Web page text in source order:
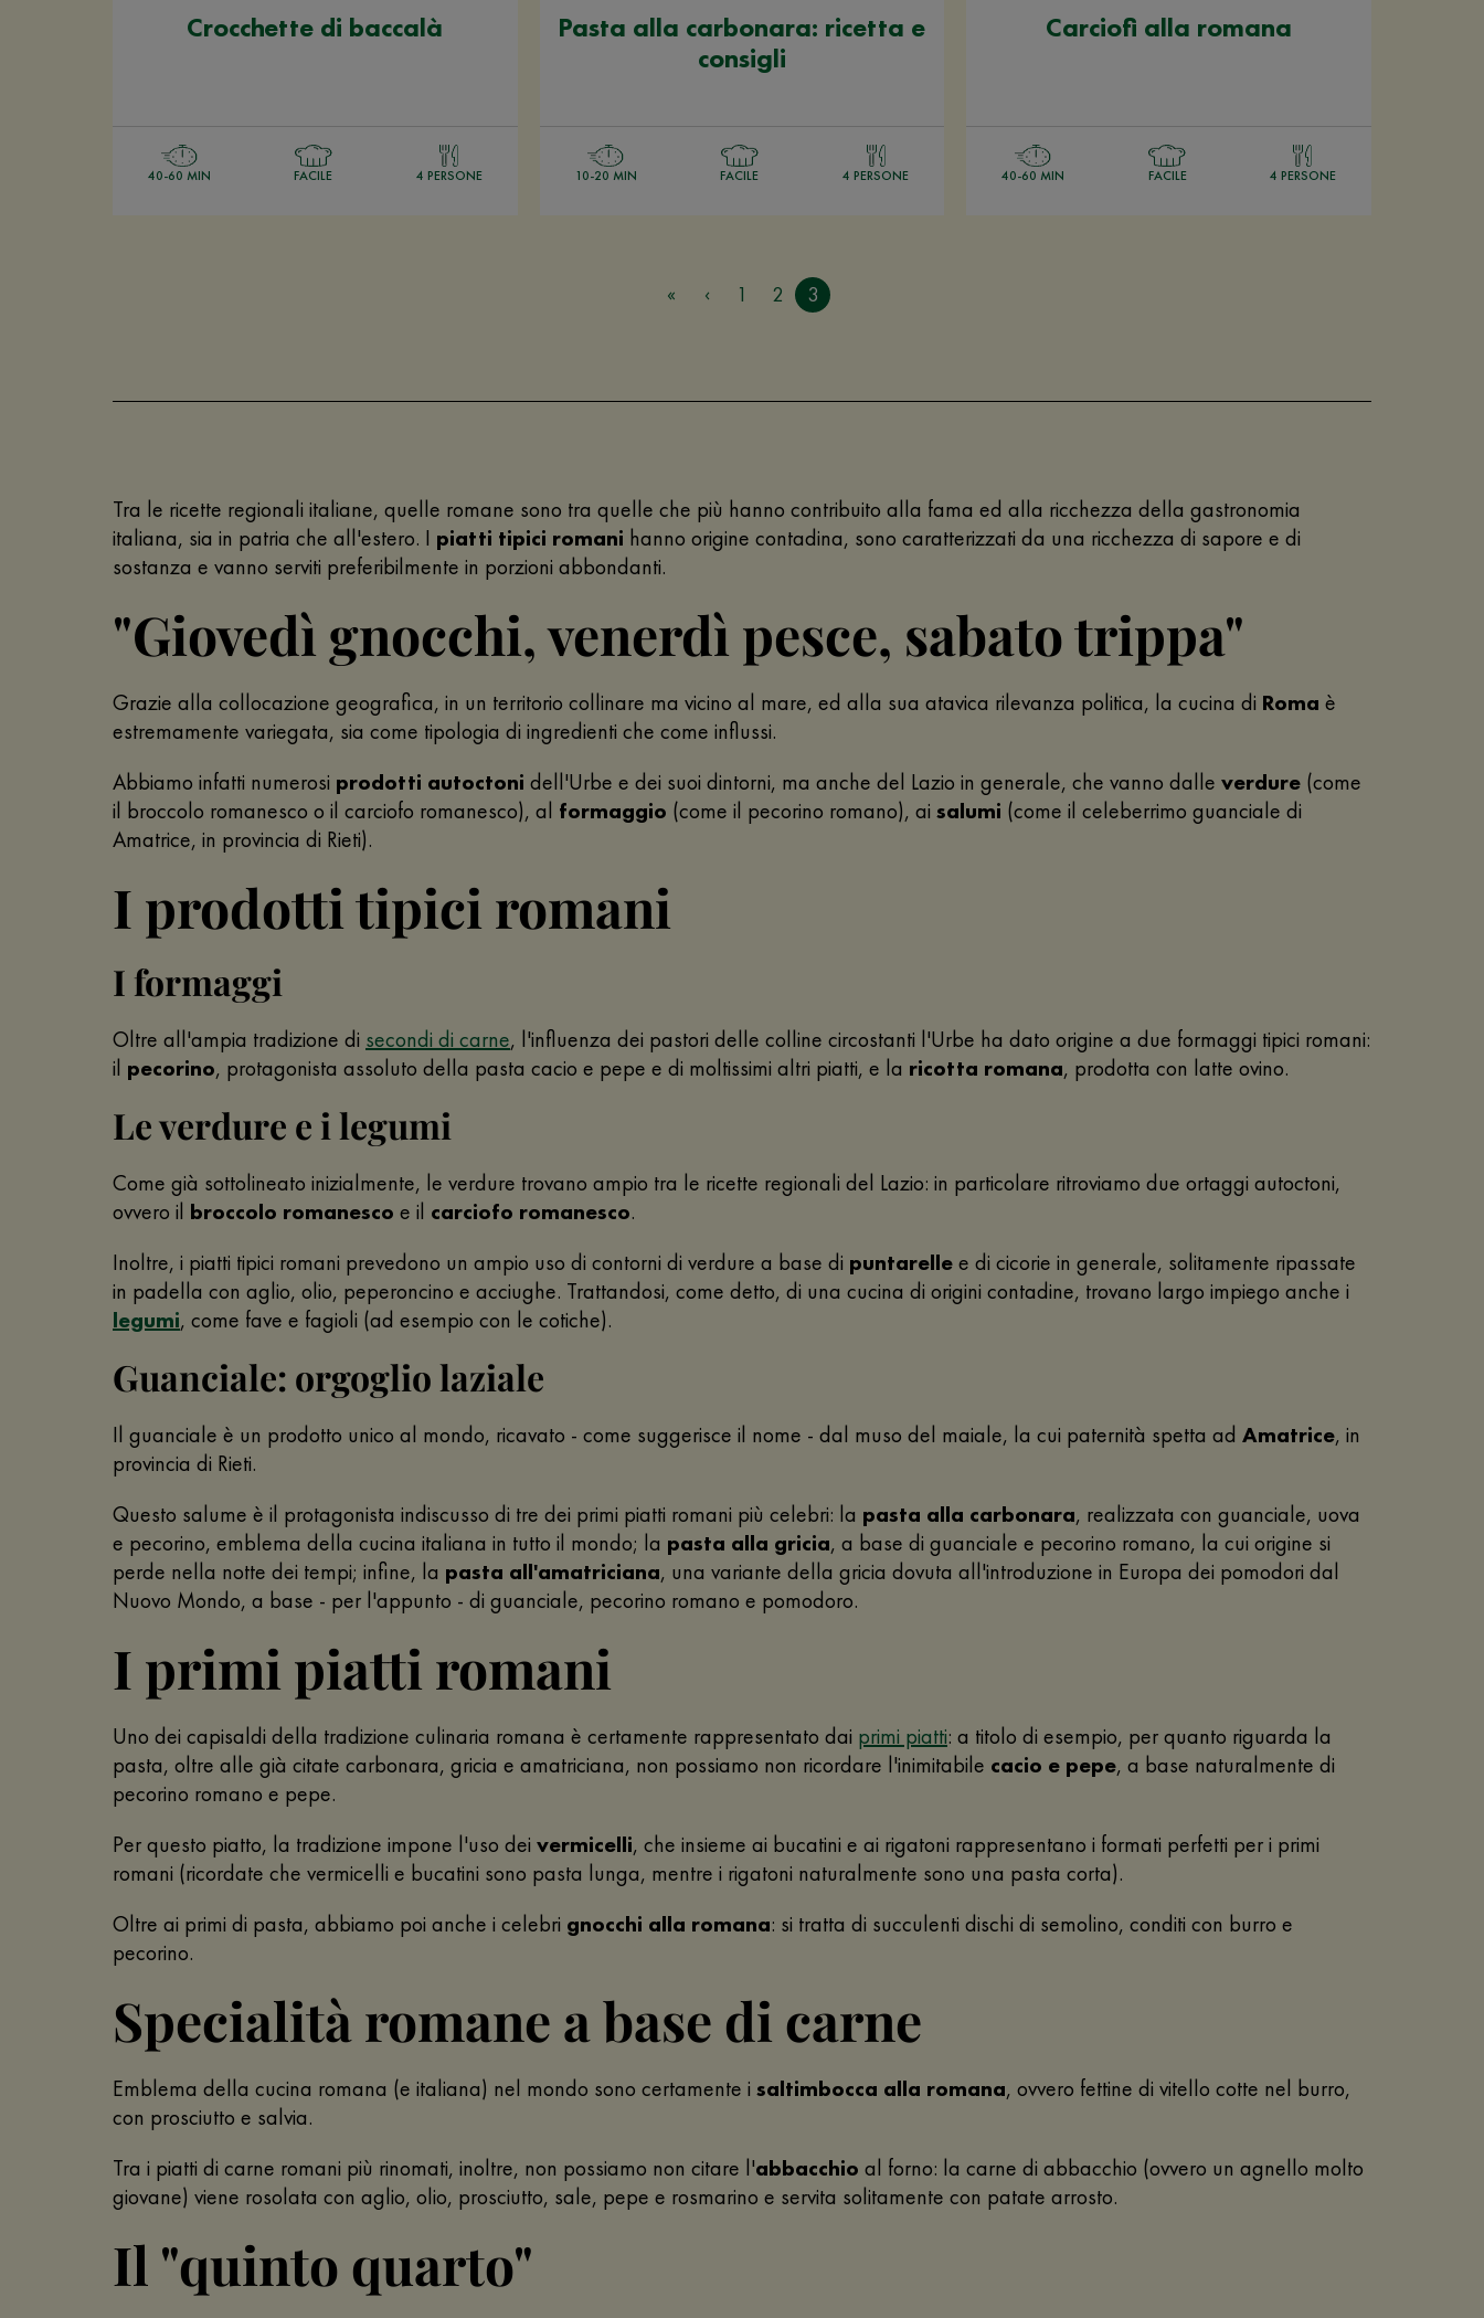
Crocchette di baccalà
40-60 MIN FACILE 4 PERSONE
Pasta alla carbonara: ricetta e
consigli
10-20 MIN FACILE 4 PERSONE
Carciofi alla romana
40-60 MIN FACILE 4 PERSONE
1 2 3
Tra le ricette regionali italiane, quelle romane sono tra quelle che più hanno contribuito alla fama ed alla ricchezza della gastronomia
italiana, sia in patria che all'estero. I piatti tipici romani hanno origine contadina, sono caratterizzati da una ricchezza di sapore e di
sostanza e vanno serviti preferibilmente in porzioni abbondanti.
"Giovedì gnocchi, venerdì pesce, sabato trippa"
Grazie alla collocazione geografica, in un territorio collinare ma vicino al mare, ed alla sua atavica rilevanza politica, la cucina di Roma è
estremamente variegata, sia come tipologia di ingredienti che come influssi.
Abbiamo infatti numerosi prodotti autoctoni dell'Urbe e dei suoi dintorni, ma anche del Lazio in generale, che vanno dalle verdure (come
il broccolo romanesco o il carciofo romanesco), al formaggio (come il pecorino romano), ai salumi (come il celeberrimo guanciale di
Amatrice, in provincia di Rieti).
I prodotti tipici romani
I formaggi
Oltre all'ampia tradizione di secondi di carne, l'influenza dei pastori delle colline circostanti l'Urbe ha dato origine a due formaggi tipici romani:
il pecorino, protagonista assoluto della pasta cacio e pepe e di moltissimi altri piatti, e la ricotta romana, prodotta con latte ovino.
Le verdure e i legumi
Come già sottolineato inizialmente, le verdure trovano ampio tra le ricette regionali del Lazio: in particolare ritroviamo due ortaggi autoctoni,
ovvero il broccolo romanesco e il carciofo romanesco.
Inoltre, i piatti tipici romani prevedono un ampio uso di contorni di verdure a base di puntarellee di cicorie in generale, solitamente ripassate
in padella con aglio, olio, peperoncino e acciughe. Trattandosi, come detto, di una cucina di origini contadine, trovano largo impiego anche i
legumi, come fave e fagioli (ad esempio con le cotiche).
Guanciale: orgoglio laziale
Il guanciale è un prodotto unico al mondo, ricavato - come suggerisce il nome - dal muso del maiale, la cui paternità spetta ad Amatrice, in
provincia di Rieti.
Questo salume è il protagonista indiscusso di tre dei primi piatti romani più celebri: la pasta alla carbonara, realizzata con guanciale, uova
e pecorino, emblema della cucina italiana in tutto il mondo; la pasta alla gricia, a base di guanciale e pecorino romano, la cui origine si
perde nella notte dei tempi; infine, la pasta all'amatriciana, una variante della gricia dovuta all'introduzione in Europa dei pomodori dal
Nuovo Mondo, a base - per l'appunto - di guanciale, pecorino romano e pomodoro.
I primi piatti romani
Uno dei capisaldi della tradizione culinaria romana è certamente rappresentato dai primi piatti: a titolo di esempio, per quanto riguarda la
pasta, oltre alle già citate carbonara, gricia e amatriciana, non possiamo non ricordare l'inimitabile cacio e pepe, a base naturalmente di
pecorino romano e pepe.
Per questo piatto, la tradizione impone l'uso dei vermicelli, che insieme ai bucatini e ai rigatoni rappresentano i formati perfetti per i primi
romani (ricordate che vermicelli e bucatini sono pasta lunga, mentre i rigatoni naturalmente sono una pasta corta).
Oltre ai primi di pasta, abbiamo poi anche i celebri gnocchi alla romana: si tratta di succulenti dischi di semolino, conditi con burro e
pecorino.
Specialità romane a base di carne
Emblema della cucina romana (e italiana) nel mondo sono certamente i saltimbocca alla romana, ovvero fettine di vitello cotte nel burro,
con prosciutto e salvia.
Tra i piatti di carne romani più rinomati, inoltre, non possiamo non citare l'abbacchio al forno: la carne di abbacchio (ovvero un agnello molto
giovane) viene rosolata con aglio, olio, prosciutto, sale, pepe e rosmarino e servita solitamente con patate arrosto.
Il "quinto quarto"